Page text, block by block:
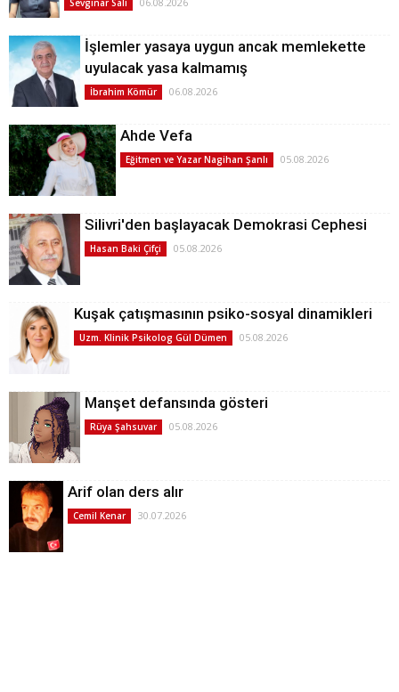
İşlemler yasaya uygun ancak memlekette
uyulacak yasa kalmamış
İbrahim Kömür 06.08.2026
Ahde Vefa
Eğitmen ve Yazar Nagihan Şanlı 05.08.2026
Silivri'den başlayacak Demokrasi Cephesi
Hasan Baki Çifçi 05.08.2026
Kuşak çatışmasının psiko-sosyal dinamikleri
Uzm. Klinik Psikolog Gül Dümen 05.08.2026
Manşet defansında gösteri
Rüya Şahsuvar 05.08.2026
Arif olan ders alır
Cemil Kenar 30.07.2026